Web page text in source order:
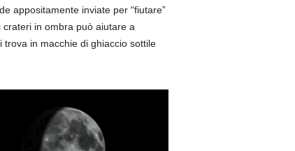
appositamente inviate per “fiutare”
crateri in ombra può aiutare a
trova in macchie di ghiaccio sottile